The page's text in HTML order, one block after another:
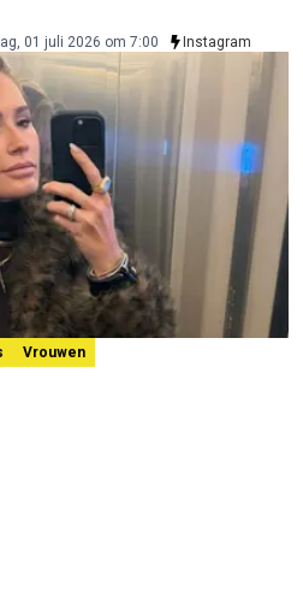
01 juli 2026 om 7:00 Instagram
Vrouwen